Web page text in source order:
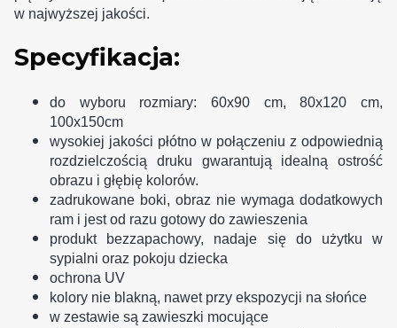
w najwyższej jakości.
Specyfikacja:
do wyboru rozmiary: 60x90 cm, 80x120 cm,
100x150cm
wysokiej jakości płótno w połączeniu z odpowiednią
rozdzielczością druku gwarantują idealną ostrość
obrazu i głębię kolorów.
zadrukowane boki, obraz nie wymaga dodatkowych
ram i jest od razu gotowy do zawieszenia
produkt bezzapachowy, nadaje się do użytku w
sypialni oraz pokoju dziecka
ochrona UV
kolory nie blakną, nawet przy ekspozycji na słońce
w zestawie są zawieszki mocujące